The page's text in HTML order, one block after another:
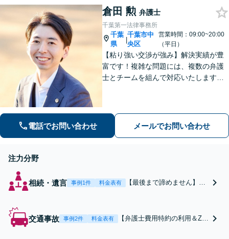
ご相談ください【子連
れ相談可】
雇、未払い残業代の請求、
退職勧奨、退職トラブルな
ど【オンライン面談OK】
倉田 勲 弁護士
千葉第一法律事務所
千葉
県
|
千葉市中
央区
営業時間：09:00~20:00
（平日）
【粘り強い交渉が強み】解決実績が豊
富です！複雑な問題には、複数の弁護
士とチームを組んで対応いたします。
電話でお問い合わせ メールでお問い合わせ
注力分野
相続・遺言 事例1件 料金表有
【最後まで諦めません】親
な条件で合意してしまう前
にご相談ください。【土
交通事故 事例2件 料金表有
【弁護士費用特約の利用＆Zo